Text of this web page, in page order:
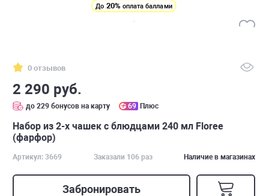
До 20% оплата баллами
0 отзывов
2 290 руб.
до 229 бонусов на карту 69 Плюс
Набор из 2-х чашек с блюдцами 240 мл Floree
(фарфор)
Артикул: 3669 Заказали 106 раз Наличие в магазинах
Забронировать